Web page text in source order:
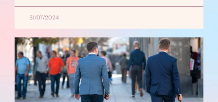
31/07/2024